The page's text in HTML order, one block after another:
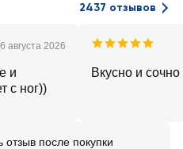
2437 отзывов
августа 2026
и
с ног))
Вкусно и сочно
после покупки